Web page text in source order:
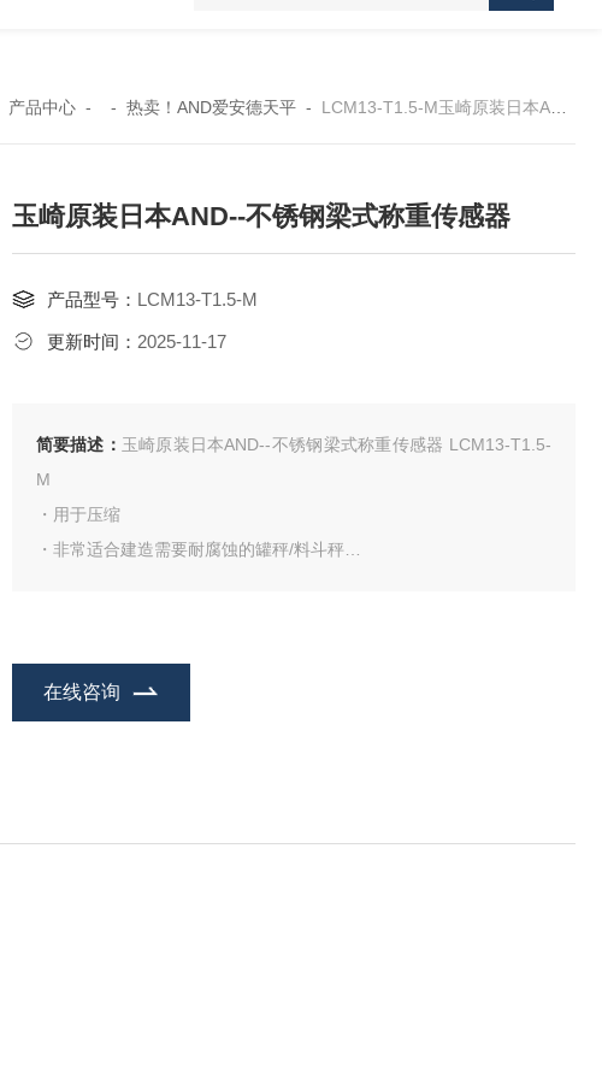
产品中心- - 热卖！AND爱安德天平- LCM13-T1.5-M玉崎原装日本AND--不锈钢梁式称重传感器
玉崎原装日本AND--不锈钢梁式称重传感器
产品型号： LCM13-T1.5-M
更新时间： 2025-11-17
简要描述： 玉崎原装日本AND--不锈钢梁式称重传感器 LCM13-T1.5-
M
・用于压缩
・非常适合建造需要耐腐蚀的罐秤/料斗秤
・包装机秤
・混合秤
在线咨询